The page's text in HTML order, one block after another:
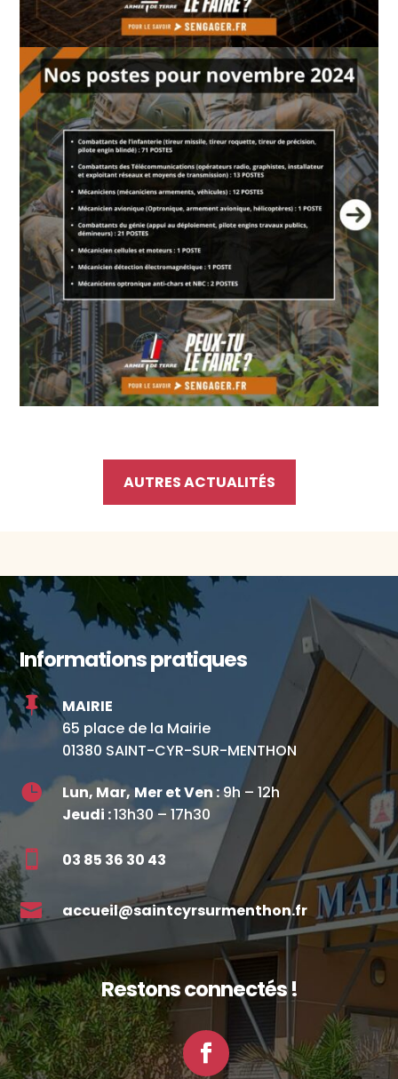
AUTRES ACTUALITÉS
Informations pratiques

MAIRIE
65 place de la Mairie
01380 SAINT-CYR-SUR-MENTHON
 Lun, Mar,Mer et Ven :9h – 12h
Jeudi :13h30 – 17h30
 03 85 36 30 43
 accueil@saintcyrsurmenthon.fr
Restons connectés !